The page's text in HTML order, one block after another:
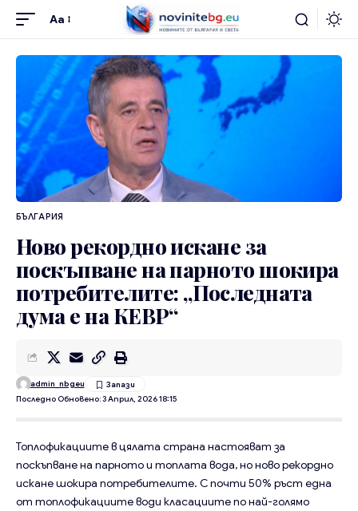
Aa
БЪЛГАРИЯ
Ново рекордно искане за
поскъпване на парното шокира
потребителите: „Последната
дума е на КЕВР“
Последно Обновено: 3 Април, 2026 18:15
admin_nbgeu
Топлофикациите в цялата страна настояват за
поскъпване на парното и топлата вода, но ново рекордно
искане шокира потребителите. С почти 50% ръст една
от топлофикациите води класациите по най-голямо